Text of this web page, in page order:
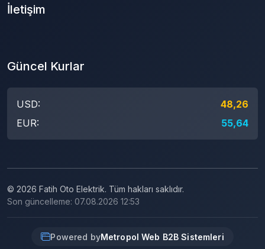
İletişim
Güncel Kurlar
USD:
48,26
EUR:
55,64
© 2026 Fatih Oto Elektrik. Tüm hakları saklıdır.
Son güncelleme: 07.08.2026 12:53
Powered byMetropol Web B2B Sistemleri